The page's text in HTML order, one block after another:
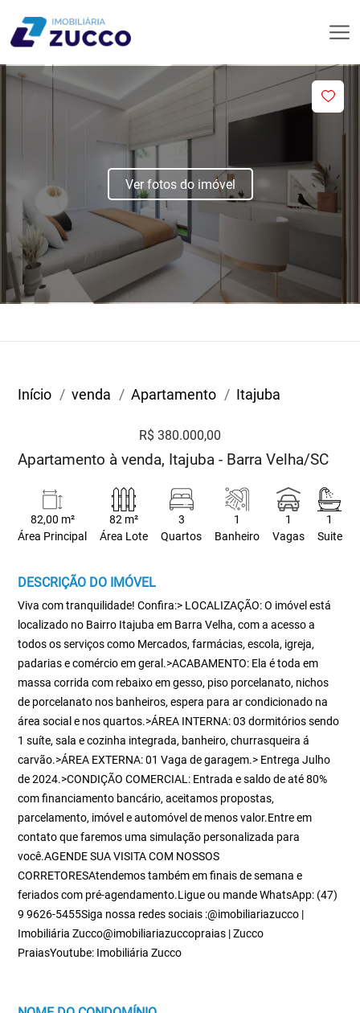
Ver fotos do imóvel
Início venda Apartamento Itajuba
R$ 380.000,00
Apartamento à venda, Itajuba - Barra Velha/SC
82,00 m²
Área Principal
82 m²
Área Lote
3
Quartos
1
Banheiro
1
Vagas
1
Suite
DESCRIÇÃO DO IMÓVEL
Viva com tranquilidade! Confira:> LOCALIZAÇÃO: O imóvel está
localizado no Bairro Itajuba em Barra Velha, com a acesso a
todos os serviços como Mercados, farmácias, escola, igreja,
padarias e comércio em geral.>ACABAMENTO: Ela é toda em
massa corrida com rebaixo em gesso, piso porcelanato, nichos
de porcelanato nos banheiros, espera para ar condicionado na
área social e nos quartos.>ÁREA INTERNA: 03 dormitórios sendo
1 suíte, sala e cozinha integrada, banheiro, churrasqueira á
carvão.>ÁREA EXTERNA: 01 Vaga de garagem.> Entrega Julho
de 2024.>CONDIÇÃO COMERCIAL: Entrada e saldo de até 80%
com financiamento bancário, aceitamos propostas,
parcelamento, imóvel e automóvel de menos valor.Entre em
contato que faremos uma simulação personalizada para
você.AGENDE SUA VISITA COM NOSSOS
CORRETORESAtendemos também em finais de semana e
feriados com pré-agendamento.Ligue ou mande WhatsApp: (47)
9 9626-5455Siga nossa redes sociais :@imobiliariazucco |
Imobiliária Zucco@imobiliariazuccopraias | Zucco
PraiasYoutube: Imobiliária Zucco